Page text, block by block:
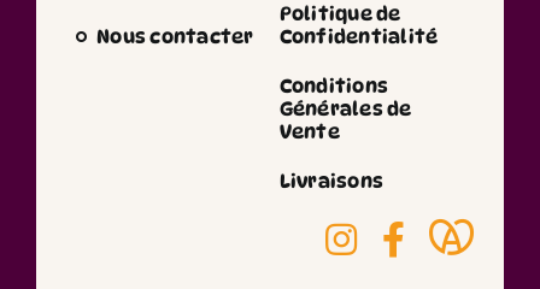
Nous contacter
Politique de
Confidentialité
Conditions
Générales de
Vente
Livraisons